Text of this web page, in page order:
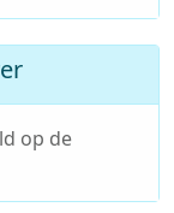
op de